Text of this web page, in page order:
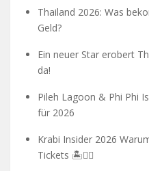
Thailand 2026: Was
Geld?
Ein neuer Star erobert
da!
Pileh Lagoon & Phi Phi
für 2026
Krabi Insider 2026
Tickets 🏝️🧗‍♂️